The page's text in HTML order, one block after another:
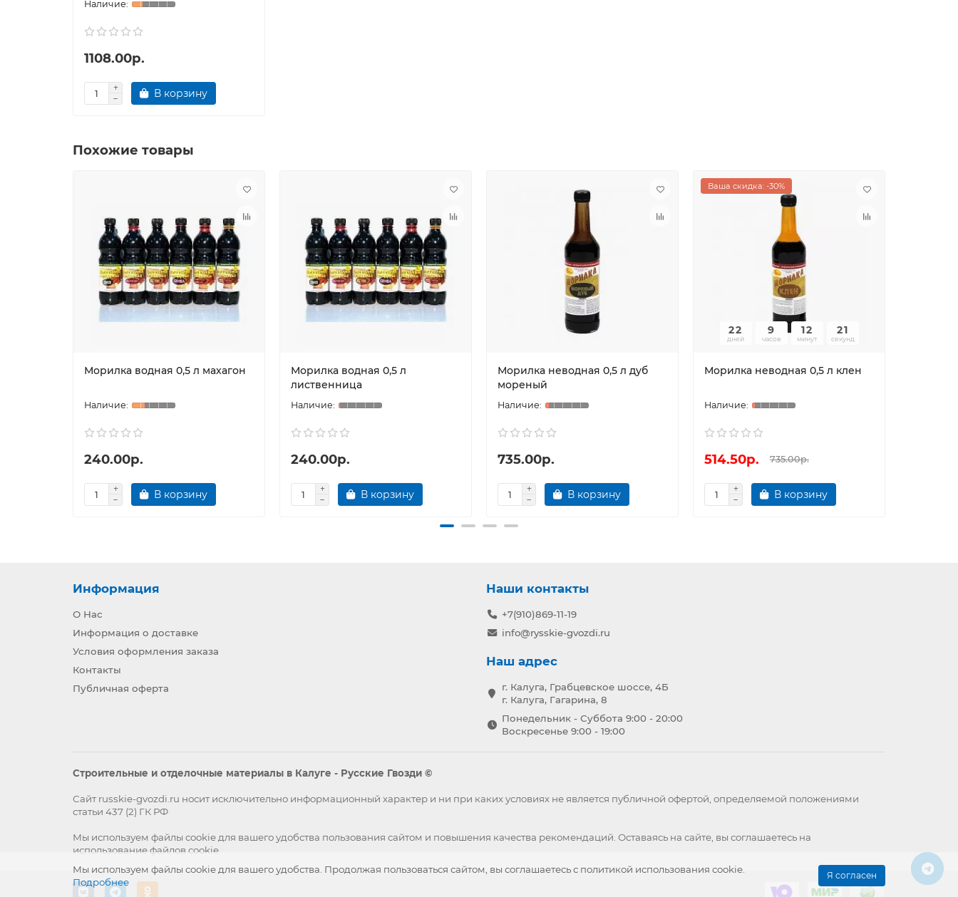
1108.00р.
В корзину
Похожие товары
Морилка водная 0,5 л махагон
240.00р.
В корзину
Морилка водная 0,5 л
лиственница
240.00р.
В корзину
Морилка неводная 0,5 л дуб
мореный
735.00р.
В корзину
Ваша скидка: -30%
22
дней
9
часов
12
минут
20
секунд
Морилка неводная 0,5 л клен
514.50р. 735.00р.
В корзину
Мы используем файлы cookie для вашего удобства. Продолжая пользоваться сайтом, вы соглашаетесь с политикой использования cookie.
Подробнее
Я согласен
Информация
О Нас
Информация о доставке
Условия оформления заказа
Контакты
Публичная оферта
Наши контакты
+7(910)869-11-19
info@rysskie-gvozdi.ru
Наш адрес
г. Калуга, Грабцевское шоссе, 4Б
г. Калуга, Гагарина, 8
Понедельник - Суббота 9:00 - 20:00
Воскресенье 9:00 - 19:00
Строительные и отделочные материалы в Калуге - Русские Гвозди ©
Сайт russkie-gvozdi.ru носит исключительно информационный характер и ни при каких условиях не является публичной офертой, определяемой положениями
статьи 437 (2) ГК РФ
Мы используем файлы cookie для вашего удобства пользования сайтом и повышения качества рекомендаций. Оставаясь на сайте, вы соглашаетесь на
использование файлов cookie